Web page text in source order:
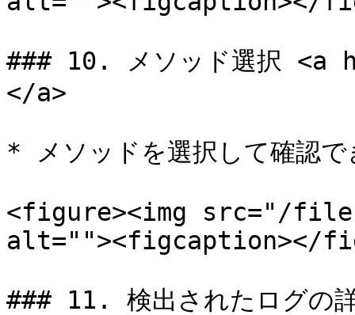
### 10. メソッド選択
</a>
* メソッドを選択して確認で
<figure><img src="/
alt=""><figcaption></
### 11. 検出されたログ